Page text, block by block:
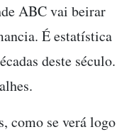
ABC vai beirar
É estatística
deste século.
como se verá logo